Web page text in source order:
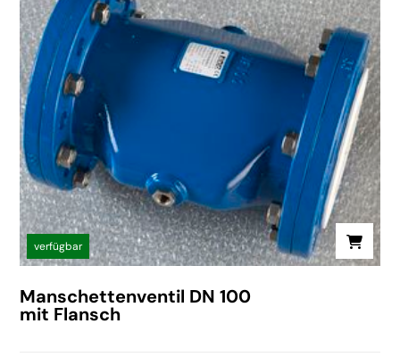
verfügbar
Manschettenventil DN 100
mit Flansch